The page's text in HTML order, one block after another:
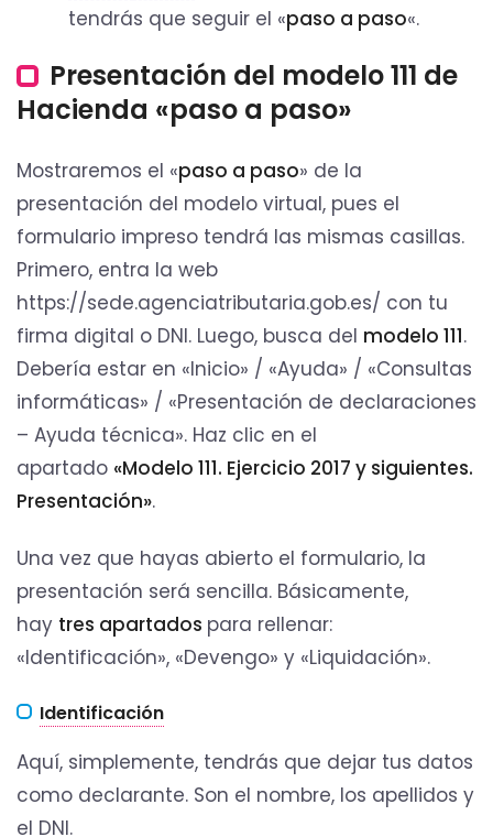
tendrás que seguir el «paso a paso«.
Presentación del modelo 111 de
Hacienda «paso a paso»
Mostraremos el «paso a paso» de la
presentación del modelo virtual, pues el
formulario impreso tendrá las mismas casillas.
Primero, entra la web
https://sede.agenciatributaria.gob.es/ con tu
firma digital o DNI. Luego, busca del modelo 111.
Debería estar en «Inicio» / «Ayuda» / «Consultas
informáticas» / «Presentación de declaraciones
– Ayuda técnica». Haz clic en el
apartado «Modelo 111. Ejercicio 2017 y siguientes.
Presentación».
Una vez que hayas abierto el formulario, la
presentación será sencilla. Básicamente,
hay tres apartados para rellenar:
«Identificación», «Devengo» y «Liquidación».
Identificación
Aquí, simplemente, tendrás que dejar tus datos
como declarante. Son el nombre, los apellidos y
el DNI.